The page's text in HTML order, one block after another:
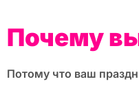
Почему
Потому что ваш